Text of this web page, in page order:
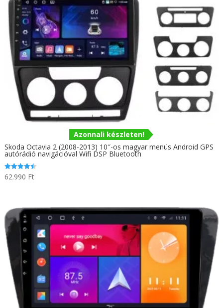
Azonnali készleten!
Skoda Octavia 2 (2008-2013) 10″-os magyar menüs Android GPS
autórádió navigációval Wifi DSP Bluetooth
Értékelés:
4.50
62.990 Ft